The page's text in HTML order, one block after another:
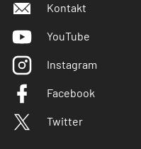
Kontakt
YouTube
Instagram
Facebook
Twitter